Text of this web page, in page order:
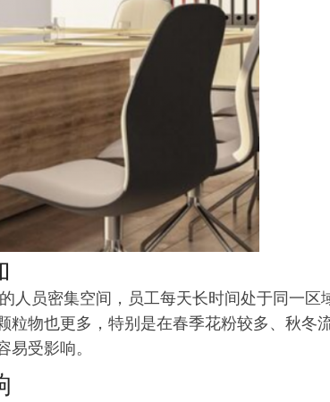
人员密集空间，员工每天长时间处于同一区
粒物也更多，特别是在春季花粉较多、秋冬
受影响。